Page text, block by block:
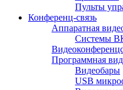
Пульты
Конференц-связь
Аппаратная
Системы
Программная
Видеобары
USB